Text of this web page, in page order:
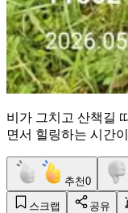
비가 그치고 산책길
면서 힐링하는 시간
추천0
스크랩 공유